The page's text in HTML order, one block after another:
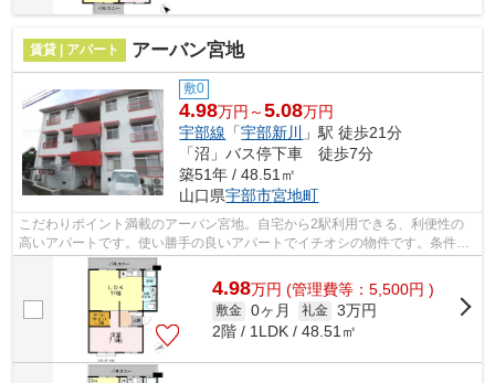
賃貸 | アパート アーバン宮地
敷0
4.98万円～5.08万円
宇部線 「宇部新川 」駅 徒歩21分
「沼」バス停下車 徒歩7分
築51年 / 48.51㎡
山口県宇部市宮地町
こだわりポイント満載のアーバン宮地。自宅から2駅利用できる、利便性の
高いアパートです。使い勝手の良いアパートでイチオシの物件です。条件の
中からご希望の物件が見つからない場合...
4.98万円 (管理費等：5,500円 )
敷金 0ヶ月 礼金 3万円
2階 / 1LDK / 48.51㎡